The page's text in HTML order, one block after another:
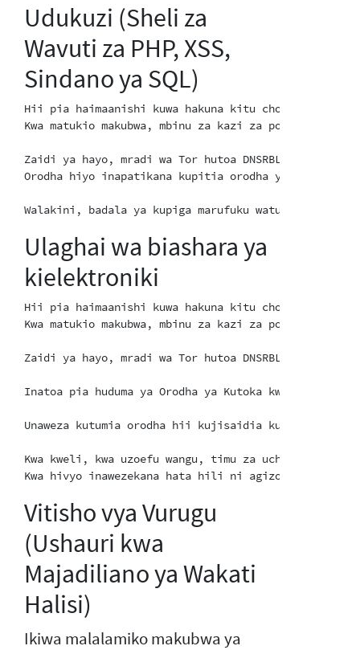
Udukuzi (Sheli za
Wavuti za PHP, XSS,
Sindano ya SQL)
Hii pia haimaanishi kuwa hakuna kitu chochote
Kwa matukio makubwa, mbinu za kazi za polisi za
Zaidi ya hayo, mradi wa Tor hutoa DNSRBL
Orodha hiyo inapatikana kupitia orodha ya Tor ya
Ulaghai wa biashara ya
kielektroniki
Hii pia haimaanishi kuwa hakuna kitu chochote
Kwa matukio makubwa, mbinu za kazi za polisi za
Zaidi ya hayo, mradi wa Tor hutoa DNSRBL
Inatoa pia huduma ya Orodha ya Kutoka kwa Wingi
Unaweza kutumia orodha hii kujisaidia kuangalia
Kwa kweli, kwa uzoefu wangu, timu za uchakataji wa
Vitisho vya Vurugu
(Ushauri kwa
Majadiliano ya Wakati
Halisi)
Ikiwa malalamiko makubwa ya